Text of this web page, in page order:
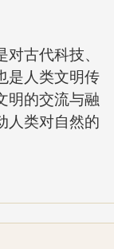
古代科技、
是人类文明传
明的交流与融
人类对自然的